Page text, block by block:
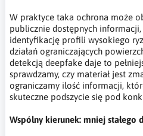
W praktyce taka ochrona może
publicznie dostępnych
identyfikację profili wysokiego
działań ograniczających
detekcją deepfake daje to
sprawdzamy, czy materiał jest
ograniczamy ilość informacji,
skuteczne podszycie się pod
Wspólny kierunek: mniej stałego